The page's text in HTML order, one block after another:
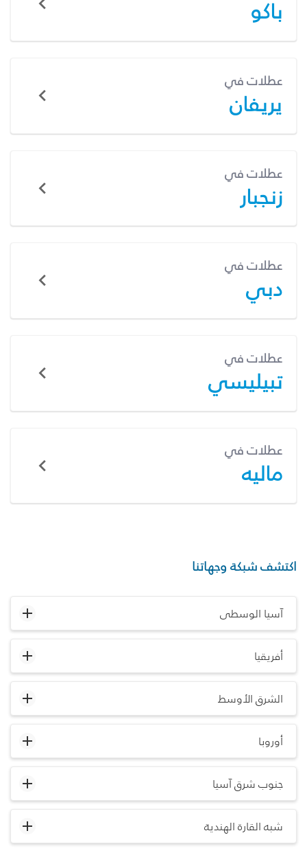
باكو
عطلات في
يريفان
عطلات في
زنجبار
عطلات في
دبي
عطلات في
تبيليسي
عطلات في
ماليه
اكتشف شبكة وجهاتنا
آسيا الوسطى
أفريقيا
الشرق الأوسط
أوروبا
جنوب شرق آسيا
شبه القارة الهندية